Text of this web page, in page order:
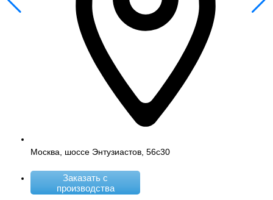
Москва, шоссе Энтузиастов, 56с30
Заказать с
производства